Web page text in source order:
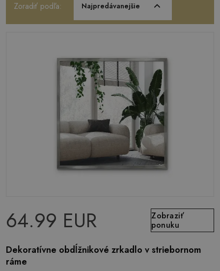
Zoradiť podľa:
Najpredávanejšie
64.99 EUR
Zobraziť
ponuku
Dekoratívne obdĺžnikové zrkadlo v striebornom
ráme